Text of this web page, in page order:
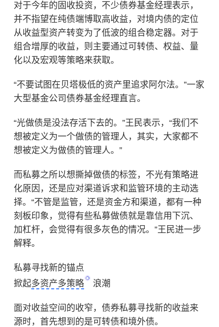
对于今年的固收投资，不少债券基金经理表示，
并不指望在纯债端博取高收益，对境内债的定位
从收益型资产转变为了低波的组合稳定器。对于
组合增厚的收益，则主要通过可转债、权益、量
化以及宏观等策略来获取。
“不要试图在贝塔极低的资产里追求阿尔法。”一家
大型基金公司 债券基金经理直言。
“光做债是没法存活下去的。”王民表示，“我们不
想被定义为一个做债的管理人，其实，大家都不
想被定义为做债的管理人。”
而私募之所以想撕掉做债的标签，不光有策略进
化原因，还是应对渠道诉求和监管环境的主动选
择。“不管是监管，还是资金方和渠道，都有一种
刻板印象，觉得有些私募做债就是靠信用下沉、
加杠杆，会觉得有很多灰色的情况。”王民进一步
解释。
私募寻找新的锚点
掀起多资产多策略 浪潮
面对收益空间的收窄，债券私募寻找新的收益来
源时，首先想到的是可转债和境外债。